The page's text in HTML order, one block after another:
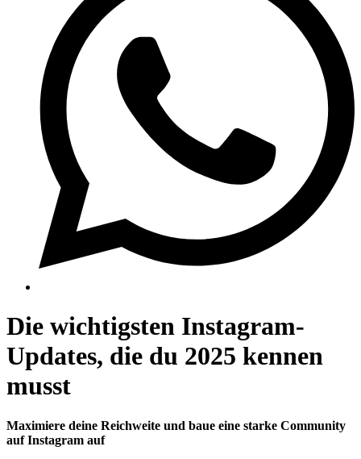
Die wichtigsten Instagram-
Updates, die du 2025 kennen
musst
Maximiere deine Reichweite und baue eine starke Community
auf Instagram auf